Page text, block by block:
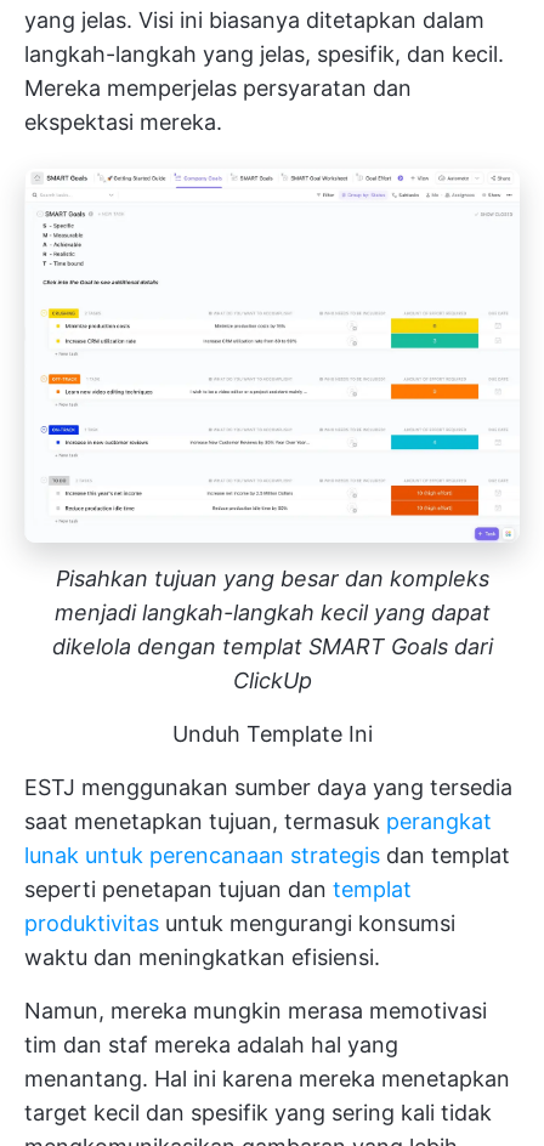
yang jelas. Visi ini biasanya ditetapkan dalam
langkah-langkah yang jelas, spesifik, dan kecil.
Mereka memperjelas persyaratan dan
ekspektasi mereka.
Pisahkan tujuan yang besar dan kompleks
menjadi langkah-langkah kecil yang dapat
dikelola dengan templat SMART Goals dari
ClickUp
Unduh Template Ini
ESTJ menggunakan sumber daya yang tersedia
saat menetapkan tujuan, termasuk perangkat
lunak untuk perencanaan strategis dan templat
seperti penetapan tujuan dan templat
produktivitas untuk mengurangi konsumsi
waktu dan meningkatkan efisiensi.
Namun, mereka mungkin merasa memotivasi
tim dan staf mereka adalah hal yang
menantang. Hal ini karena mereka menetapkan
target kecil dan spesifik yang sering kali tidak